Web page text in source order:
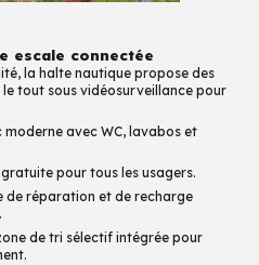
escale connectée
la halte nautique propose des
tout sous vidéosurveillance pour
avec WC, lavabos et
pour tous les usagers.
de réparation et de recharge
de tri sélectif intégrée pour